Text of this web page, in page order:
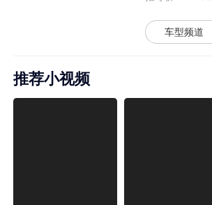
车型频道
推荐小视频